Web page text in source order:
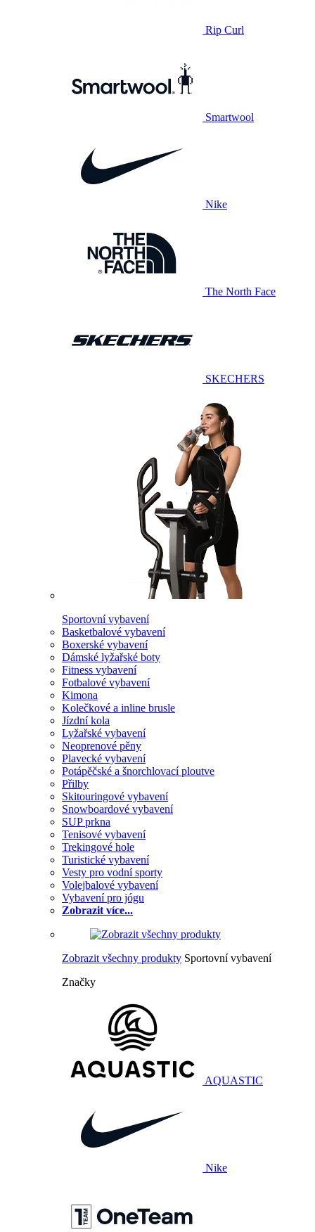
Rip Curl
Smartwool
Nike
The North Face
SKECHERS
Sportovní vybavení
Basketbalové vybavení
Boxerské vybavení
Dámské lyžařské boty
Fitness vybavení
Fotbalové vybavení
Kimona
Kolečkové a inline brusle
Jízdní kola
Lyžařské vybavení
Neoprenové pěny
Plavecké vybavení
Potápěčské a šnorchlovací ploutve
Přilby
Skitouringové vybavení
Snowboardové vybavení
SUP prkna
Tenisové vybavení
Trekingové hole
Turistické vybavení
Vesty pro vodní sporty
Volejbalové vybavení
Vybavení pro jógu
Zobrazit více...
Zobrazit všechny produkty Sportovní vybavení
Značky
AQUASTIC
Nike